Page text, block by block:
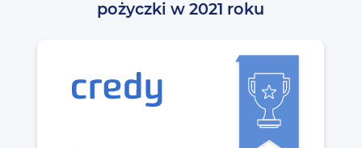
pożyczki w 2021 roku